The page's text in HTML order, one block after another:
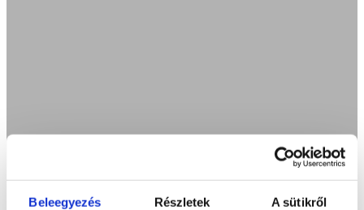
Beleegyezés Részletek A sütikről